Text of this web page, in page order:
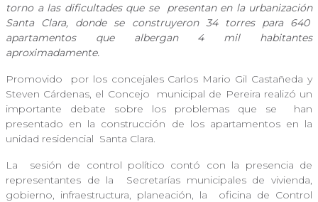
torno a las dificultades que se
presentan en la urbanización
Santa Clara, donde se construyeron 34 torres para 640
apartamentos que albergan 4 mil habitantes
aproximadamente.
Promovido
por los concejales Carlos Mario Gil Castañeda y
Steven Cárdenas, el Concejo
municipal de Pereira realizó un
importante debate sobre los problemas que se
han
presentado en la construcción de los apartamentos en la
unidad residencial Santa Clara.
La
sesión de control político contó con la presencia de
representantes de la
Secretarías municipales de vivienda,
gobierno, infraestructura, planeación, la
oficina de Control